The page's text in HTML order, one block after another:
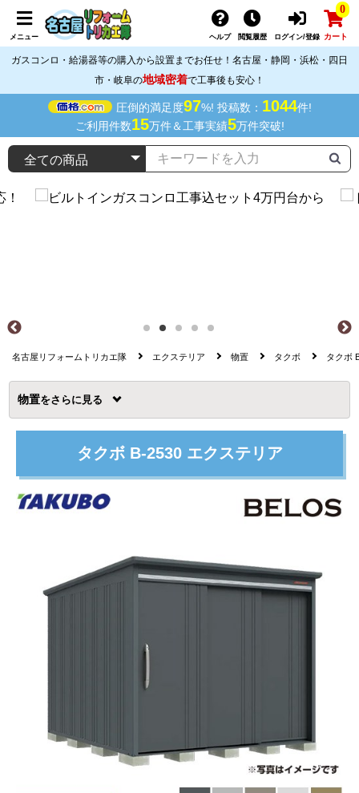
メニュー ヘルプ 閲覧履歴 ログイン/登録
0
カート
ガスコンロ・給湯器等の購入から設置までお任せ！名古屋・静岡・浜松・四日
市・岐阜の地域密着で工事後も安心！
圧倒的満足度97%! 投稿数： 1044件!
ご利用件数15万件＆工事実績5万件突破!
名古屋リフォームトリカエ隊 エクステリア 物置 タクボ タクボ
物置を
タクボ B-2530 エクステリア